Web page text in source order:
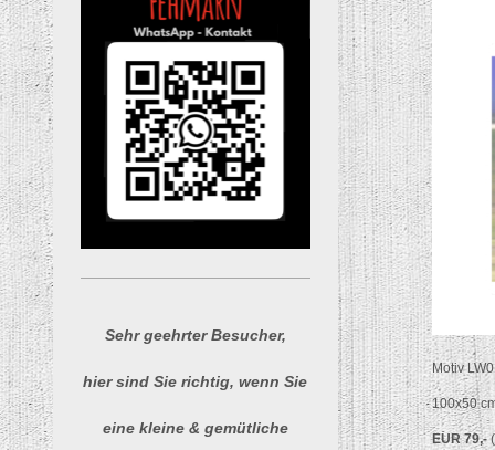
Motiv
100x50
EUR 79,-
Sehr geehrter Besucher,
hier sind Sie richtig, wenn Sie
eine kleine & gemütliche